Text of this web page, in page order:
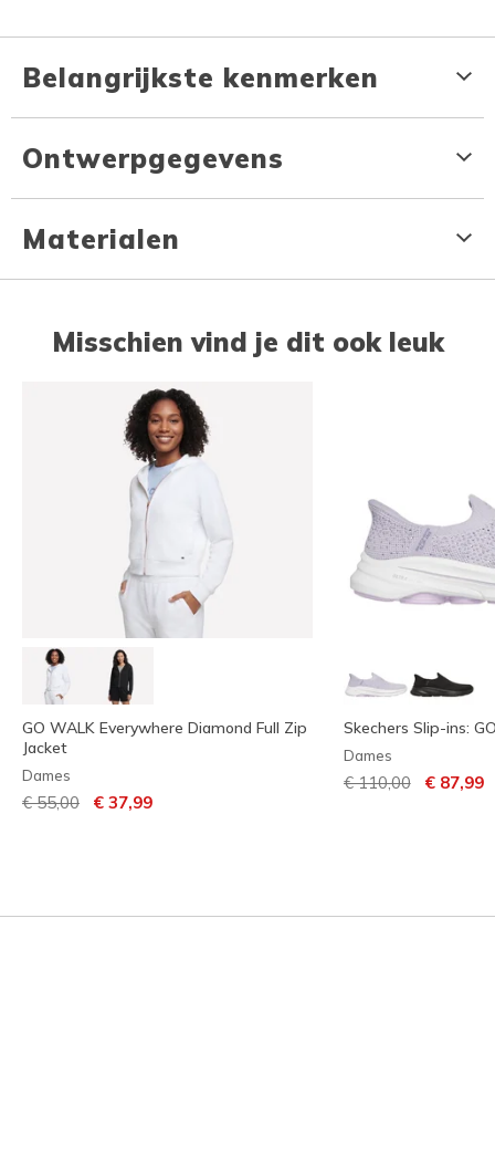
Belangrijkste kenmerken
Ontwerpgegevens
Materialen
Misschien vind je dit ook leuk
GO WALK Everywhere Diamond Full Zip
Jacket
Dames
Prijs verlaagd van
€ 55,00 naar
€ 37,99
Skechers Slip-ins:
Dames
Prijs verlaagd van
€ 110,00naar
€ 87,99